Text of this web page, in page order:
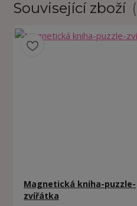
Související zboží
Magnetická kniha-puzzle-
zvířátka